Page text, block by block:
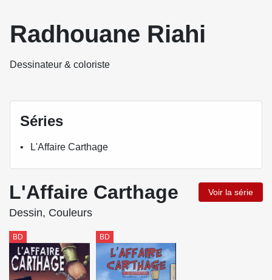
Radhouane Riahi
Dessinateur & coloriste
Séries
L'Affaire Carthage
L'Affaire Carthage Voir la série
Dessin, Couleurs
BD BD